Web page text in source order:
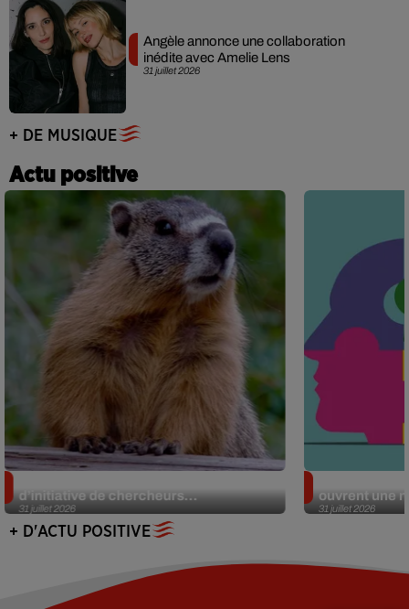
31 juillet 2026
Angèle annonce une collaboration
inédite avec Amelie Lens
+ DE MUSIQUE
Actu positive
31 juillet 2026
d’initiative de chercheurs...
31 juillet 2026
ouvrent une
+ D'ACTU POSITIVE